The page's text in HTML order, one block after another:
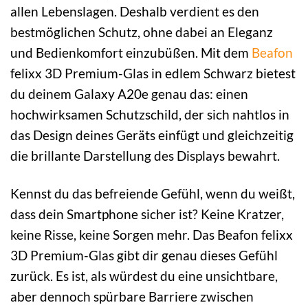
allen Lebenslagen. Deshalb verdient es den
bestmöglichen Schutz, ohne dabei an Eleganz
und Bedienkomfort einzubüßen. Mit dem Beafon
felixx 3D Premium-Glas in edlem Schwarz bietest
du deinem Galaxy A20e genau das: einen
hochwirksamen Schutzschild, der sich nahtlos in
das Design deines Geräts einfügt und gleichzeitig
die brillante Darstellung des Displays bewahrt.
Kennst du das befreiende Gefühl, wenn du weißt,
dass dein Smartphone sicher ist? Keine Kratzer,
keine Risse, keine Sorgen mehr. Das Beafon felixx
3D Premium-Glas gibt dir genau dieses Gefühl
zurück. Es ist, als würdest du eine unsichtbare,
aber dennoch spürbare Barriere zwischen